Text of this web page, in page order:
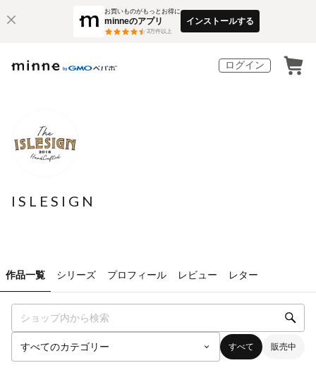
お買いものがもっとお得に
minneのアプリ
3万件以上
インストールする
ログイン
ISLESIGN
作品一覧 シリーズ プロフィール レビュー レター
すべて 販売中